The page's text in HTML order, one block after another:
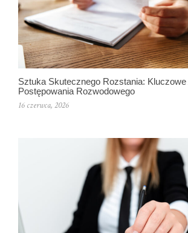
Sztuka Skutecznego Rozstania:
Postępowania Rozwodowego
16 czerwca, 2026